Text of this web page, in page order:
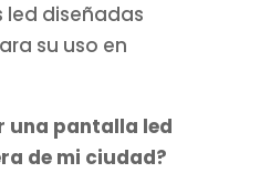
led diseñadas
su uso en
una pantalla led
de mi ciudad?